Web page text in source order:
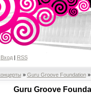
Вход| RSS
» Guru Groove Foundation»
Guru Groove